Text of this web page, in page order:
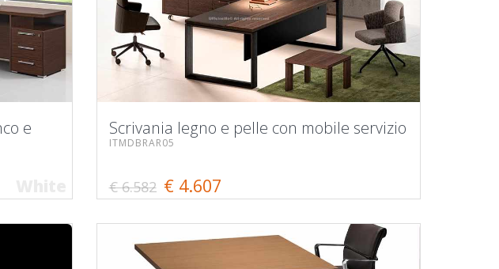
e Scrivania legno e pelle con mobile servizio
ITMDBRAR05
€ 6.582 € 4.607